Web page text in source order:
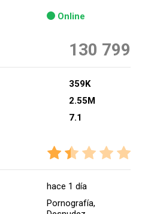
Online
130 799
359K
2.55M
7.1
hace 1 día
Pornografía,